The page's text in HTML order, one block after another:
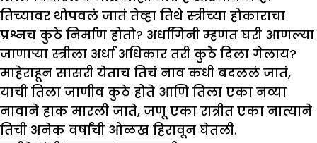
तिच्यावर थोपवलं जातं तेव्हा तिथे स्त्रीच्या होकाराचा
प्रश्नच कुठे निर्माण होतो? अर्धांगिनी म्हणत घरी आणल्या
जाणाऱ्या स्त्रीला अर्धा अधिकार तरी कुठे दिला गेलाय?
माहेराहून सासरी येताच तिचं नाव कधी बदललं जातं,
याची तिला जाणीव कुठे होते आणि तिला एका नव्या
नावाने हाक मारली जाते, जणू एका रात्रीत एका नात्याने
तिची अनेक वर्षांची ओळख हिरावून घेतली.